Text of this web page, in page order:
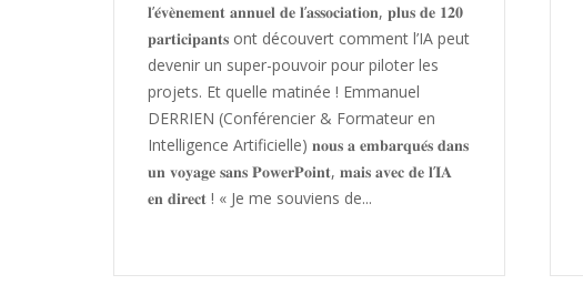
𝐥’𝐞́𝐯𝐞̀𝐧𝐞𝐦𝐞𝐧𝐭 𝐚𝐧𝐧𝐮𝐞𝐥 𝐝𝐞 𝐥’𝐚𝐬𝐬𝐨𝐜𝐢𝐚𝐭𝐢𝐨𝐧, 𝐩𝐥𝐮𝐬 𝐝𝐞 𝟏𝟐𝟎
𝐩𝐚𝐫𝐭𝐢𝐜𝐢𝐩𝐚𝐧𝐭𝐬 ont découvert comment l’IA peut
devenir un super-pouvoir pour piloter les
projets. Et quelle matinée ! Emmanuel
DERRIEN (Conférencier & Formateur en
Intelligence Artificielle) 𝐧𝐨𝐮𝐬 𝐚 𝐞𝐦𝐛𝐚𝐫𝐪𝐮𝐞́𝐬 𝐝𝐚𝐧𝐬
𝐮𝐧 𝐯𝐨𝐲𝐚𝐠𝐞 𝐬𝐚𝐧𝐬 𝐏𝐨𝐰𝐞𝐫𝐏𝐨𝐢𝐧𝐭, 𝐦𝐚𝐢𝐬 𝐚𝐯𝐞𝐜 𝐝𝐞 𝐥’𝐈𝐀
𝐞𝐧 𝐝𝐢𝐫𝐞𝐜𝐭 ! « Je me souviens de...